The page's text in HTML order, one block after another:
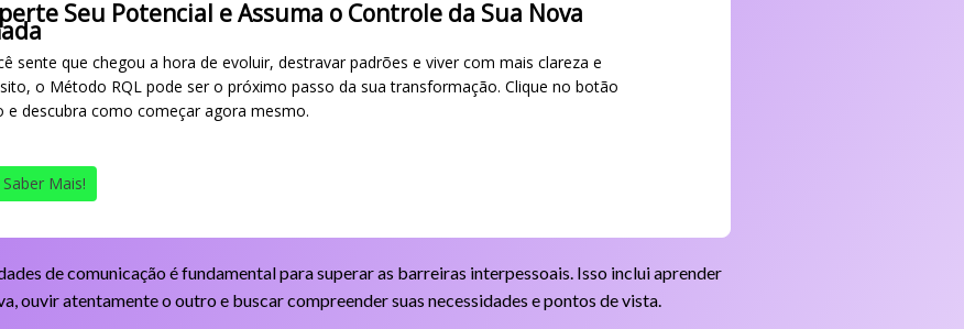
Seu Potencial e Assuma o Controle da Sua Nova
sente que chegou a hora de evoluir, destravar padrões e viver com mais clareza e
o Método RQL pode ser o próximo passo da sua transformação. Clique no botão
e descubra como começar agora mesmo.
Mais!
de comunicação é fundamental para superar as barreiras interpessoais. Isso inclui aprender
ouvir atentamente o outro e buscar compreender suas necessidades e pontos de vista.